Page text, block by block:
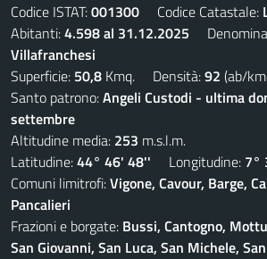
Codice ISTAT:001300 Codice Catastale:
Abitanti:4.598 al 31.12.2025
Villafranchesi
Superficie: 50,8 Kmq. Densità:92 (ab/
Santo patrono:Angeli Custodi - ultima
settembre
Altitudine media: 253 m.s.l.m.
Latitudine:44° 46' 48'' Longitudine: 7°
Comuni limitrofi:Vigone, Cavour, Barge,
Pancalieri
Frazioni e borgate: Bussi, Cantogno,
San Giovanni, San Luca, San Michele,